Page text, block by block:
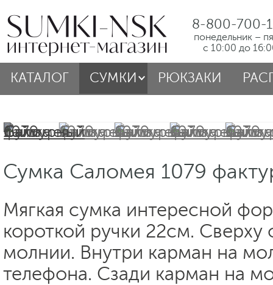
8-800-700-
понедельник –
с 10:00 до
КАТАЛОГ СУМКИ РЮКЗАКИ
Сумка Саломея 1079
Мягкая сумка интересной
короткой ручки 22см. Сверху
молнии. Внутри карман на
телефона. Сзади карман на